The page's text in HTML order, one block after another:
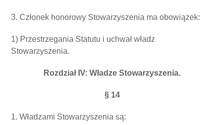
3. Członek honorowy Stowarzyszenia ma obowiązek:
1) Przestrzegania Statutu i uchwał władz
Stowarzyszenia.
Rozdział IV: Władze Stowarzyszenia.
§ 14
1. Władzami Stowarzyszenia są: